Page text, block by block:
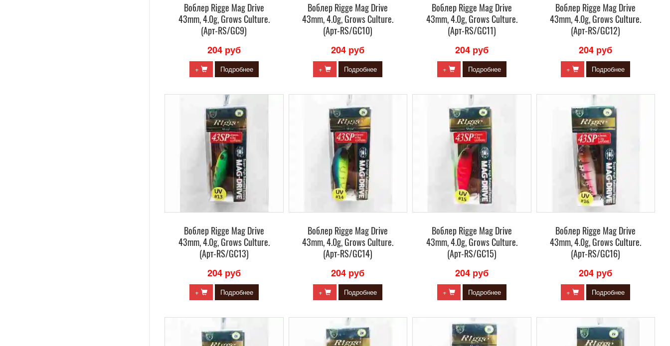
Воблер Rigge Mag Drive
43mm, 4.0g, Grows Culture.
(Арт-RS/GC9)
204 руб
+ Подробнее
Воблер Rigge Mag Drive
43mm, 4.0g, Grows Culture.
(Арт-RS/GC10)
204 руб
+ Подробнее
Воблер Rigge Mag Drive
43mm, 4.0g, Grows Culture.
(Арт-RS/GC11)
204 руб
+ Подробнее
Воблер Rigge Mag Drive
43mm, 4.0g, Grows Culture.
(Арт-RS/GC12)
204 руб
+ Подробнее
Воблер Rigge Mag Drive
43mm, 4.0g, Grows Culture.
(Арт-RS/GC13)
204 руб
+ Подробнее
Воблер Rigge Mag Drive
43mm, 4.0g, Grows Culture.
(Арт-RS/GC14)
204 руб
+ Подробнее
Воблер Rigge Mag Drive
43mm, 4.0g, Grows Culture.
(Арт-RS/GC15)
204 руб
+ Подробнее
Воблер Rigge Mag Drive
43mm, 4.0g, Grows Culture.
(Арт-RS/GC16)
204 руб
+ Подробнее